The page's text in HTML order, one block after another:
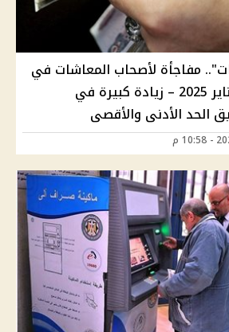
مفاجأة لأصحاب المعاشات في
مصر عن معاشات يناير 2025 – زيادة كبيرة في
الحد الأدنى والأقصى